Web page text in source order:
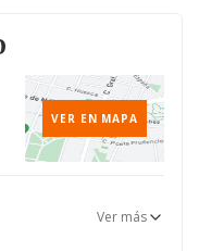
VER EN MAPA
Ver más